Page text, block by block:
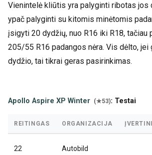
Vienintelė kliūtis yra palyginti ribotas jos
ypač palyginti su kitomis minėtomis
įsigyti 20 dydžių, nuo R16 iki R18, tačiau
205/55 R16 padangos nėra. Vis dėlto,
dydžio, tai tikrai geras pasirinkimas.
Apollo Aspire XP Winter (★53): Testai
REITINGAS ORGANIZACIJA
22 Autobild